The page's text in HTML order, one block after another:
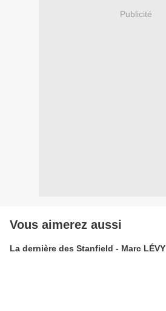
Publicité
Vous aimerez aussi
La dernière des Stanfield - Marc LÉVY